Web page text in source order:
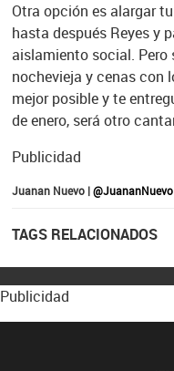
Otra opción es alargar
hasta después Reyes y
aislamiento social. Pero
nochevieja y cenas con
mejor posible y te
de enero, será otro
Publicidad
Juanan Nuevo |@JuananNuevo
TAGS RELACIONADOS
Publicidad